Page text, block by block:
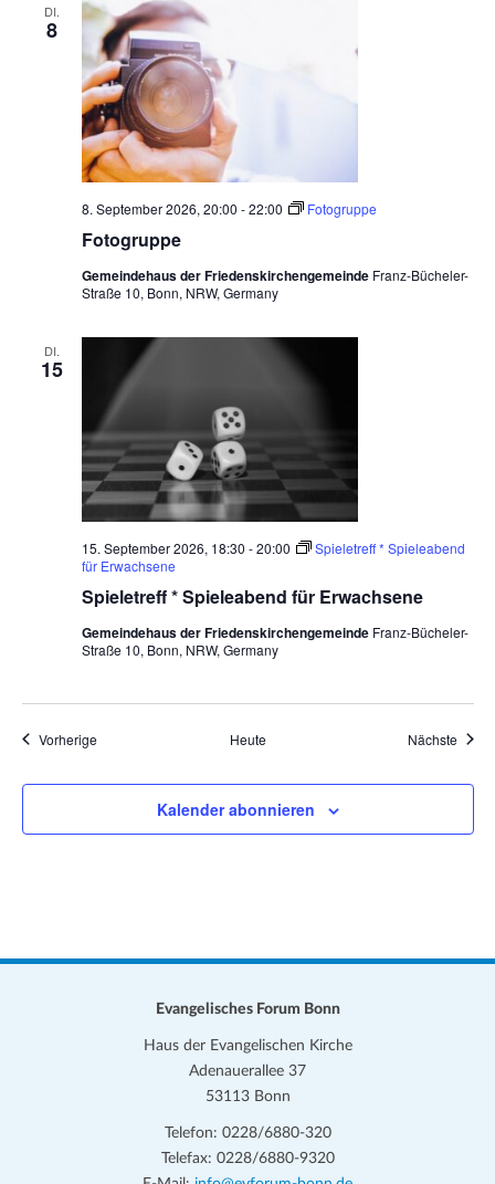
DI.
8
Fotogruppe
8. September 2026, 20:00 -22:00 Fotogruppe
Gemeindehaus der Friedenskirchengemeinde Franz-Bücheler-
Straße 10, Bonn, NRW, Germany
DI.
15
Spieletreff * Spieleabend für Erwachsene
15. September 2026, 18:30 -20:00
Spieletreff * Spieleabend
für Erwachsene
Gemeindehaus der Friedenskirchengemeinde Franz-Bücheler-
Straße 10, Bonn, NRW, Germany
VorherigeVeranstaltungen Heute Nächste
Kalender abonnieren
Evangelisches Forum Bonn
Haus der Evangelischen Kirche
Adenauerallee 37
53113 Bonn
Telefon: 0228/6880-320
Telefax: 0228/6880-9320